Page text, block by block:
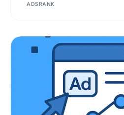
ADSRANK